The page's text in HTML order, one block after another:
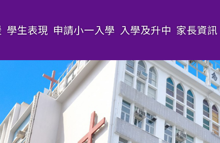
學生表現 申請小一入學 入學及升中 家長資訊